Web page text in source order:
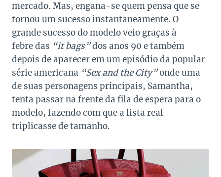
mercado. Mas, engana-se quem pensa que se
tornou um sucesso instantaneamente. O
grande sucesso do modelo veio graças à
febre das “it bags”dos anos 90 e também
depois de aparecer em um episódio da popular
série americana “Sex and the City”onde uma
de suas personagens principais, Samantha,
tenta passar na frente da fila de espera para o
modelo, fazendo com que a lista real
triplicasse de tamanho.